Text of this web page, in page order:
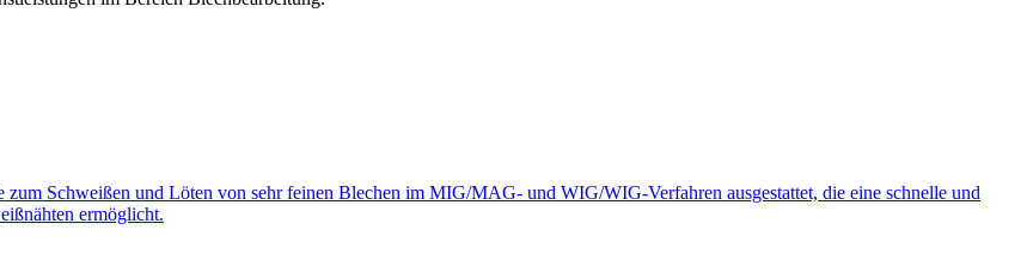
Schweißen und Löten von sehr feinen Blechen im MIG/MAG- und WIG/WIG-Verfahren ausgestattet, die eine schnelle und
ermöglicht.